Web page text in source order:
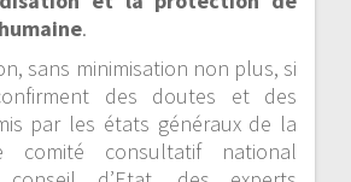
.
sans minimisation non plus, si
des doutes et des
par les états généraux de la
comité consultatif national